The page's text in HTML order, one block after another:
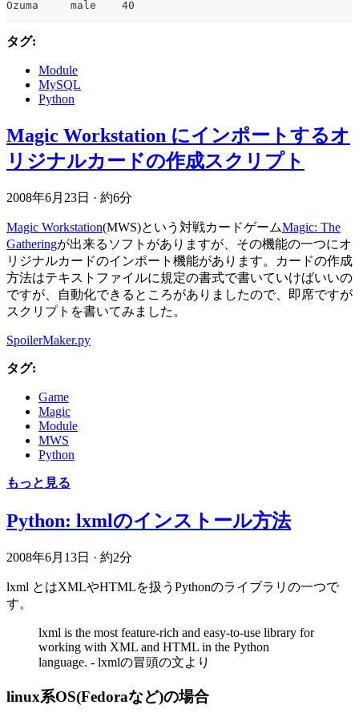
Ozuma     male    40
タグ:
Module
MySQL
Python
Magic Workstation にインポートするオ
リジナルカードの作成スクリプト
2008年6月23日 · 約6分
Magic Workstation(MWS)という対戦カードゲームMagic: The
Gatheringが出来るソフトがありますが、その機能の一つにオ
リジナルカードのインポート機能があります。カードの作成
方法はテキストファイルに規定の書式で書いていけばいいの
ですが、自動化できるところがありましたので、即席ですが
スクリプトを書いてみました。
SpoilerMaker.py
タグ:
Game
Magic
Module
MWS
Python
もっと見る
Python: lxmlのインストール方法
2008年6月13日 · 約2分
lxml とはXMLやHTMLを扱うPythonのライブラリの一つで
す。
lxml is the most feature-rich and easy-to-use library for
working with XML and HTML in the Python
language. - lxmlの冒頭の文より
linux系OS(Fedoraなど)の場合